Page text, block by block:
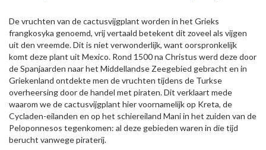
De vruchten van de cactusvijgplant worden in het Grieks
frangkosyka genoemd, vrij vertaald betekent dit zoveel als vijgen
uit den vreemde. Dit is niet verwonderlijk, want oorspronkelijk
komt deze plant uit Mexico. Rond 1500 na Christus werd deze door
de Spanjaarden naar het Middellandse Zeegebied gebracht en in
Griekenland ontdekte men de vruchten tijdens de Turkse
overheersing door de handel met piraten. Dit verklaart mede
waarom we de cactusvijgplant hier voornamelijk op Kreta, de
Cycladen-eilanden en op het schiereiland Mani in het zuiden van de
Peloponnesos tegenkomen: al deze gebieden waren in die tijd
berucht vanwege piraterij.